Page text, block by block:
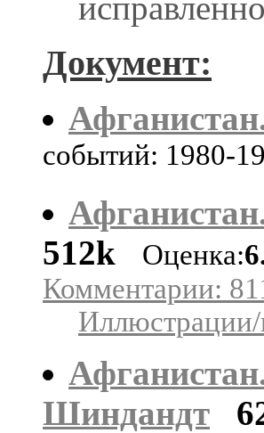
Документ:
событий: 1980-
512k
Оценка:
Комментарии:
Шиндандт